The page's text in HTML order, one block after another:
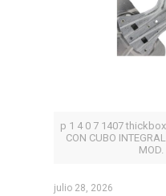
p 1 4 0 7 1407
CON CUBO
julio 28, 2026